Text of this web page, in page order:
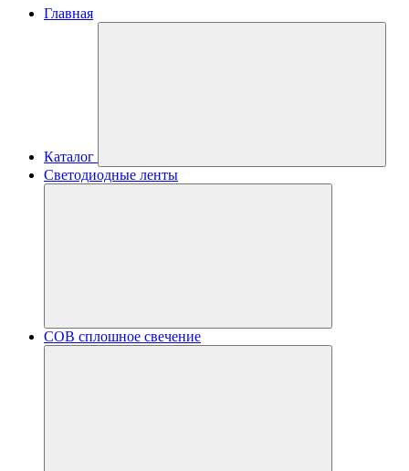
Главная
Каталог
Светодиодные ленты
COB сплошное свечение